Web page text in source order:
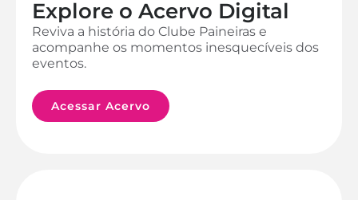
Explore o Acervo Digital
Reviva a história do Clube Paineiras e
acompanhe os momentos inesquecíveis dos
eventos.
Acessar Acervo